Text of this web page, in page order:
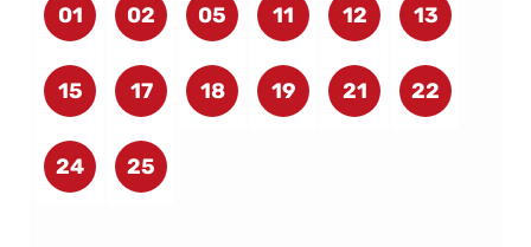
01 02 05 11 12 13
15 17 18 19 21 22
24 25